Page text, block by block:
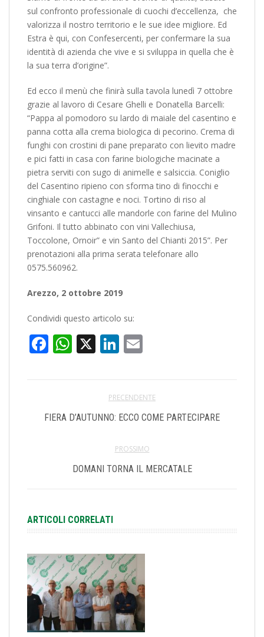
sul confronto professionale di cuochi d’eccellenza, che
valorizza il nostro territorio e le sue idee migliore. Ed
Estra è qui, con Confesercenti, per confermare la sua
identità di azienda che vive e si sviluppa in quella che è
la sua terra d’origine”.
Ed ecco il menù che finirà sulla tavola lunedì 7 ottobre
grazie al lavoro di Cesare Ghelli e Donatella Barcelli:
“Pappa al pomodoro su lardo di maiale del casentino e
panna cotta alla crema biologica di pecorino. Crema di
funghi con crostini di pane preparato con lievito madre
e pici fatti in casa con farine biologiche macinate a
pietra serviti con sugo di animelle e salsiccia. Coniglio
del Casentino ripieno con sforma tino di finocchi e
cinghiale con castagne e noci. Tortino di riso al
vinsanto e cantucci alle mandorle con farine del Mulino
Grifoni. Il tutto abbinato con vini Vallechiusa,
Toccolone, Ornoir” e vin Santo del Chianti 2015”. Per
prenotazioni alla prima serata telefonare allo
0575.560962.
Arezzo, 2 ottobre 2019
Condividi questo articolo su:
Facebook
WhatsApp
X LinkedIn
PRECENDENTE
FIERA D’AUTUNNO: ECCO COME PARTECIPARE
PROSSIMO
DOMANI TORNA IL MERCATALE
ARTICOLI CORRELATI